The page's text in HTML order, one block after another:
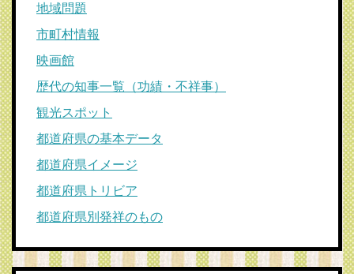
地域問題
市町村情報
映画館
歴代の知事一覧（功績・不祥事）
観光スポット
都道府県の基本データ
都道府県イメージ
都道府県トリビア
都道府県別発祥のもの